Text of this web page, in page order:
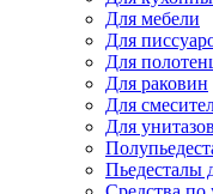
Для мебели
Для
Для
Для раковин
Для
Для унитазов
Пьедесталы